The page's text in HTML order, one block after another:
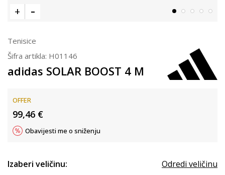
Tenisice
Šifra artikla: H01146
adidas SOLAR BOOST 4 M
OFFER
99,46 €
Obavijesti me o sniženju
Izaberi veličinu: Odredi veličinu